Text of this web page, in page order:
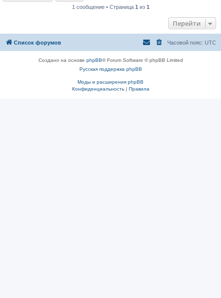
1 сообщение • Страница 1 из 1
Перейти
Список форумов Часовой пояс: UTC
Создано на основе phpBB® Forum Software © phpBB Limited
Русская поддержка phpBB
Моды и расширения phpBB
Конфиденциальность| Правила